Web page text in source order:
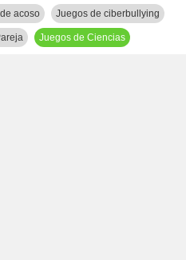
acoso Juegos de ciberbullying
Juegos de Ciencias